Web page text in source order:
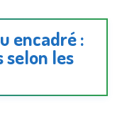
encadré :
selon les